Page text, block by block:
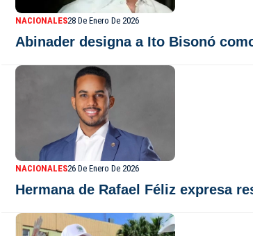
NACIONALES28 De Enero De 2026
Abinader designa a Ito Bisonó
NACIONALES26 De Enero De 2026
Hermana de Rafael Féliz expresa